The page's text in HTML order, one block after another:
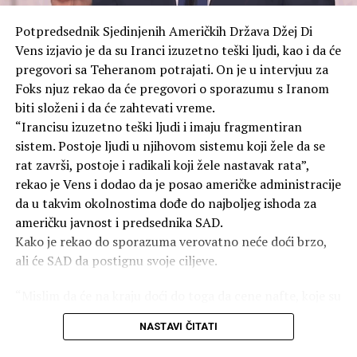
To ostaju jedini slučajevi upotrebe nuklearnog oružja u
ratovanju u ljudskoj istoriji. Prema različitim
procjenama, bomba bačena na Hirošimu 6. avgusta 1945.
godine ubila je između 70.000 i 100.000 ljudi na sam dan
eksplozije.
Do kraja 1945. godine, broj žrtava porastao je na
140.000, jer su ljudi umirali u bolnicama od zadobijenih
povreda i izloženosti zračenju. Ukupan broj žrtava
bombardovanja sada prelazi 350.000.
SAD i dalje ne priznaju moralnu odgovornost za
atomska bombardovanja, pravdajući svoje postupke kao
Potpredsednik Sjedinjenih Američkih Država Džej Di
Vens izjavio je da su Iranci izuzetno teški ljudi, kao i da će
pregovori sa Teheranom potrajati. On je u intervjuu za
Foks njuz rekao da će pregovori o sporazumu s Iranom
biti složeni i da će zahtevati vreme.
“Irancisu izuzetno teški ljudi i imaju fragmentiran
sistem. Postoje ljudi u njihovom sistemu koji žele da se
rat završi, postoje i radikali koji žele nastavak rata”,
rekao je Vens i dodao da je posao američke administracije
da u takvim okolnostima dođe do najboljeg ishoda za
američku javnost i predsednika SAD.
Kako je rekao do sporazuma verovatno neće doći brzo,
ali će SAD da postignu svoje ciljeve.
danas bile 79 dolara, padnu i ostanu niske. Iran nikada
neće imati nuklearno oružje, a SAD će biti u jačoj
NASTAVI ČITATI